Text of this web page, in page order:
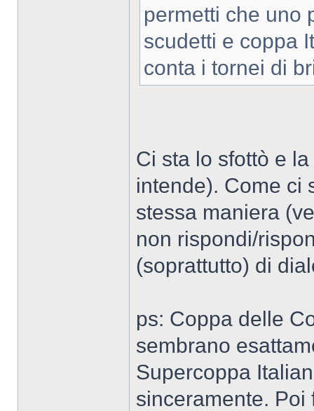
permetti che uno
scudetti e coppa
conta i tornei di
Ci sta lo sfottò e
intende). Come ci
stessa maniera
non rispondi/
(soprattutto) di
ps: Coppa delle
sembrano
Supercoppa
sinceramente. Poi